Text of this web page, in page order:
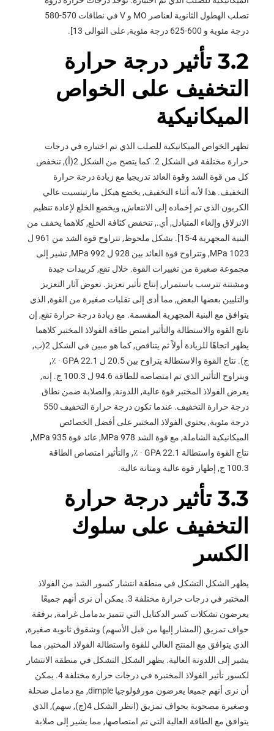
تصلب الهطول الثانوية لعناصر MO و V في نطاقات 570-580
درجة مئوية و 600-625 درجة مئوية, على التوالى 13].
3.2 تأثير درجة حرارة
التخفيف على الخواص
الميكانيكية
تظهر الخواص الميكانيكية للصلب الذي تم اختباره في درجات
حرارة مختلفة في الشكل 2. كما يتضح من الشكل 2(أ), تنخفض
كل من قوة الشد وقوة العائد تدريجيا مع زيادة درجة حرارة
التخفيف. هذا لأنه أثناء التخفيف, يخضع هيكل مارتينسيت عالي
الكربون الذي تم إخماده إلى الانتعاش, ويخضع الخلع لإعادة تنظيم
الانزلاق وإلغاء المتبادل, أي., تنخفض كثافة الخلع, كلاهما يخفف من
البنية المجهرية 4-15]. بشكل ملحوظ, تتراوح قوة الشد من 961 ل
1023 MPa, وتتراوح قوة العائد بين 928 ل 992 MPa, تشير إلى
مجموعة صغيرة من تغييرات القوة. خلال تقع, كربيدات جيدة
ومشتتة تترسب باستمرار, إنتاج تأثير تعزيز. تعوض آثار التعزيز
والتليين بعضها البعض, مما أدى إلى تقلبات صغيرة من القوة, الذي
يتوافق مع البنية المجهرية المقسمة. مع زيادة درجة حرارة تقع, إن
ناتج القوة والاستطالة والتأثير امتص طاقة الفولاذ المختبر كلاهما
يظهر اتجاهًا للزيادة أولاً ثم يتناقص, كما هو مبين في الشكل 2(ب,
ج). نتاج القوة والاستطالة يتراوح بين 20.5 ل 22.1 GPA · ٪,
ويتراوح التأثير الذي تم امتصاصه للطاقة 94.6 ل 100.3 ج. إنه,
يعرض الفولاذ المختبر قوة عالية, اللدونة, والصلابة ضمن نطاق
درجة حرارة التخفيف. عندما تكون درجة حرارة التخفيف 550
درجة مئوية, يحتوي الفولاذ المختبر على أفضل الخصائص
الميكانيكية الشاملة, مع قوة الشد 978 MPa, عائد قوة 935 MPa,
نتاج القوة واستطالة 22.1 GPA · ٪, والتأثير امتصاص الطاقة
100.3 ج, إظهار قوة عالية ومتانة عالية.
3.3 تأثير درجة حرارة
التخفيف على سلوك
الكسر
يظهر الشكل التشكل في منطقة انتشار كسور الشد من الفولاذ
المختبر في درجات حرارة مختلفة 3. يمكن أن نرى أنهم جميعًا
يعرضون تشكلات كسر الدكتايل التي تتميز بدمامل غرامة, برفقة
حواف تمزيق (المشار إليها من قبل الأسهم) وشقوق ثانوية صغيرة,
الذي يتوافق مع المنتج العالي للقوة واستطالة الفولاذ المختبر, مما
يشير إلى اللدونة العالية. يظهر الشكل التشكل في منطقة الانتشار
لكسور تأثير الفولاذ المختبرة في درجات حرارة مختلفة 4. يمكن
أن نرى أنهم جميعا يعرضون مورفولوجيا dimple, مع دمامل ضحلة
وصغيرة مصحوبة بحواف تمزيق (انظر الشكل 4(ج), سهم), الذي
يتوافق مع الطاقة العالية التي تم امتصاصها, مما يشير إلى صلابة